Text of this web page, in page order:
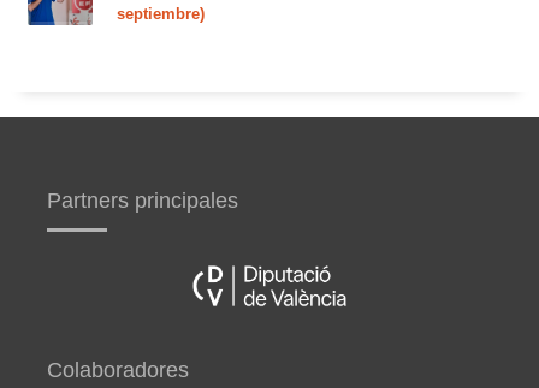
septiembre)
Partners principales
Colaboradores